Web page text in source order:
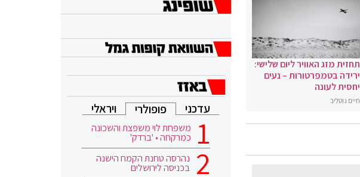
תחזית מזג האוויר ליום שלישי:
ירידה בטמפרטורות – נעים
יחסית לעונה
חיים גוטליב
עדכני פופולרי ויראלי
משפחת לוי משפצת והשכונה
כמרקחה • 'ברדק'
נהרסה טחנת הקמח הישנה
בכניסה לירושלים